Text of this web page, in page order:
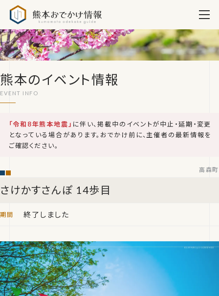
熊本のイベント情報
「令和8年熊本地震」 に伴い、掲載中のイベントが中止・延期・変更
となっている場合があります。おでかけ前に、主催者の最新情報を
ご確認ください。
さけかすさんぽ 14歩目
高森町
終了しました